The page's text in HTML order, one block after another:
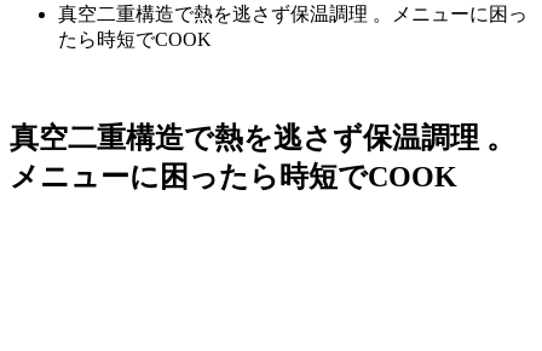
真空二重構造で熱を逃さず保温調理 。メニューに困っ
たら時短でCOOK
真空二重構造で熱を逃さず保温調理 。
メニューに困ったら時短でCOOK